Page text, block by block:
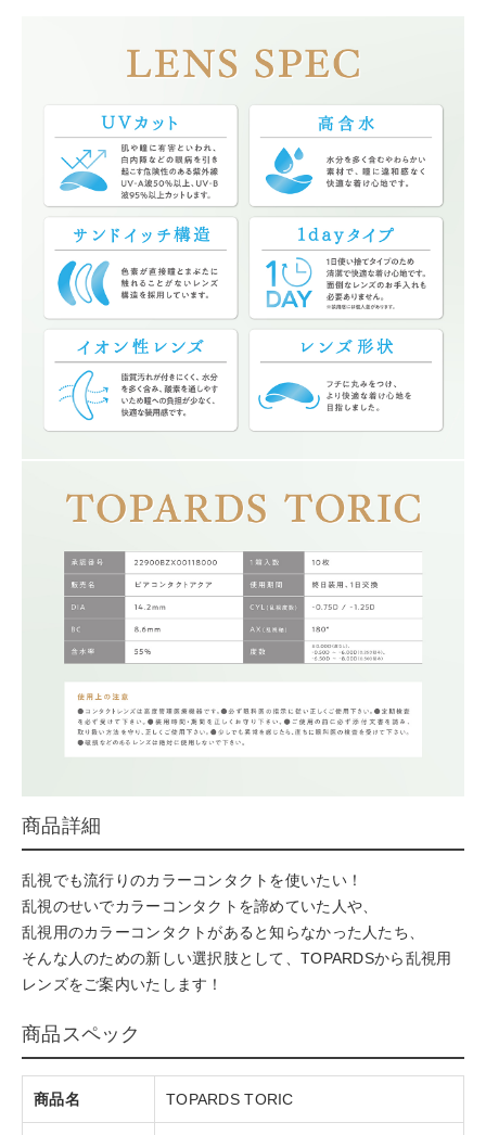
商品詳細
乱視でも流行りのカラーコンタクトを使いたい！
乱視のせいでカラーコンタクトを諦めていた人や、
乱視用のカラーコンタクトがあると知らなかった人たち、
そんな人のための新しい選択肢として、TOPARDSから乱視用
レンズをご案内いたします！
商品スペック
商品名 TOPARDS TORIC